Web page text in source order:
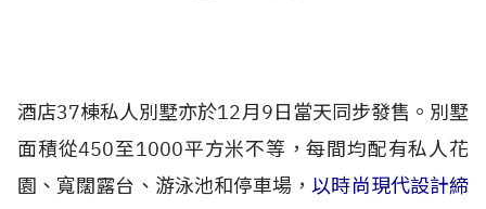
酒店37棟私人別墅亦於12月9日當天同步發售。別墅
面積從450至1000平方米不等，每間均配有私人花
園、寬闊露台、游泳池和停車場，以時尚現代設計締